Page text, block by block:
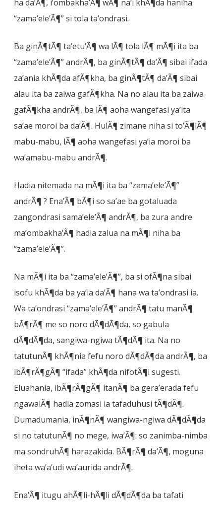
ha da’Ã¶, i’ombakha’Ã¶ wÃ¶ na’i khÃ¶da haniha
“zama’ele’Ã¶” si tola ta’ondrasi.
Ba ginÃ¶tÃ¶ ta’etu’Ã¶ wa lÃ¶ tola lÃ¶ mÃ¶i ita ba
“zama’ele’Ã¶” andrÃ¶, ba ginÃ¶tÃ¶ da’Ã¶ sibai ifada
za’ania khÃ¶da afÃ¶kha, ba ginÃ¶tÃ¶ da’Ã¶ sibai
alau ita ba zaiwa gafÃ¶kha. Na no alau ita ba zaiwa
gafÃ¶kha andrÃ¶, ba lÃ¶ aoha wangefasi ya’ita
sa’ae moroi ba da’Ã¶. HulÃ¶ zimane niha si to’Ã¶lÃ¶
mabu-mabu, lÃ¶ aoha wangefasi ya’ia moroi ba
wa’amabu-mabu andrÃ¶.
Hadia nitemada na mÃ¶i ita ba “zama’ele’Ã¶”
andrÃ¶ ? Ena’Ã¶ bÃ¶i so sa’ae ba gotaluada
zangondrasi sama’ele’Ã¶ andrÃ¶, ba zura andre
ma’ombakha’Ã¶ hadia zalua na mÃ¶i niha ba
“zama’ele’Ã¶”.
Na mÃ¶i ita ba “zama’ele’Ã¶”, ba si ofÃ¶na sibai
isofu khÃ¶da ba ya’ia da’Ã¶ hana wa ta’ondrasi ia.
Wa ta’ondrasi “zama’ele’Ã¶” andrÃ¶ tatu manÃ¶
bÃ¶rÃ¶ me so noro dÃ¶dÃ¶da, so gabula
dÃ¶dÃ¶da, sangiwa-ngiwa tÃ¶dÃ¶ ita. Na no
tatutunÃ¶ khÃ¶nia fefu noro dÃ¶dÃ¶da andrÃ¶, ba
ibÃ¶rÃ¶gÃ¶ “ifada” khÃ¶da nifotÃ¶i sugesti.
Eluahania, ibÃ¶rÃ¶gÃ¶ itanÃ¶ ba gera’erada fefu
ngawalÃ¶ hadia zomasi ia tafaduhusi tÃ¶dÃ¶.
Dumadumania, inÃ¶nÃ¶ wangiwa-ngiwa dÃ¶dÃ¶da
si no tatutunÃ¶ no mege, iwa’Ã¶: so zanimba-nimba
ma sondruhÃ¶ harazakida. BÃ¶rÃ¶ da’Ã¶, moguna
iheta wa’a’udi wa’aurida andrÃ¶.
Ena’Ã¶ itugu ahÃ¶li-hÃ¶li dÃ¶dÃ¶da ba tafati